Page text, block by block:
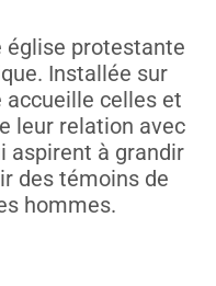
église protestante
Installée sur
accueille celles et
leur relation avec
aspirent à grandir
des témoins de
hommes.